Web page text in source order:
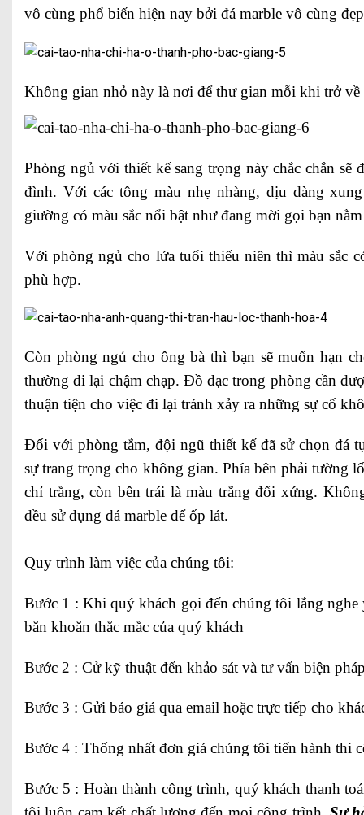
vô cùng phổ biến hiện nay bởi đá marble vô cùng
Không gian nhỏ này là nơi để thư gian mỗi khi trở
Phòng ngủ với thiết kế sang trọng này chắc chắn sẽ
đình. Với các tông màu nhẹ nhàng, dịu dàng
giường có màu sắc nổi bật như đang mời gọi bạn
Với phòng ngủ cho lứa tuổi thiếu niên thì màu sắc
phù hợp.
Còn phòng ngủ cho ông bà thì bạn sẽ muốn hạn
thường đi lại chậm chạp. Đồ đạc trong phòng cần
thuận tiện cho việc đi lại tránh xảy ra những sự cố
Đối với phòng tắm, đội ngũ thiết kế đã sử chọn đá
sự trang trọng cho không gian. Phía bên phải tường
chỉ trắng, còn bên trái là màu trắng đối xứng.
đều sử dụng đá marble để ốp lát.
Quy trình làm việc của chúng tôi:
Bước 1 : Khi quý khách gọi đến chúng tôi lắng
băn khoăn thắc mắc của quý khách
Bước 2 : Cử kỹ thuật đến khảo sát và tư vấn biện
Bước 3 : Gửi báo giá qua email hoặc trực tiếp cho
Bước 4 : Thống nhất đơn giá chúng tôi tiến hành thi
Bước 5 : Hoàn thành công trình, quý khách thanh